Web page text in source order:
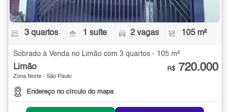
3 quartos 1 suíte 2 vagas 105 m²
Sobrado à Venda no Limão com 3 quartos - 105 m²
Limão
Zona Norte - São Paulo
Endereço no círculo do mapa
R$ 720.000